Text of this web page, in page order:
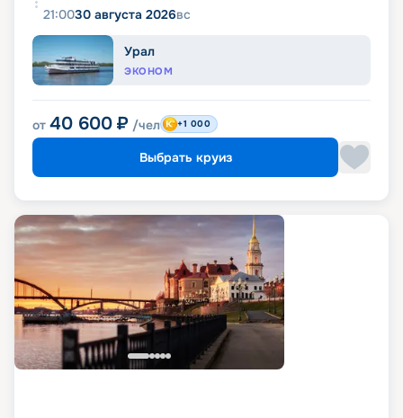
21:0030 августа 2026вс
Урал
ЭКОНОМ
от 40 600 ₽ /чел +1 000
Выбрать круиз